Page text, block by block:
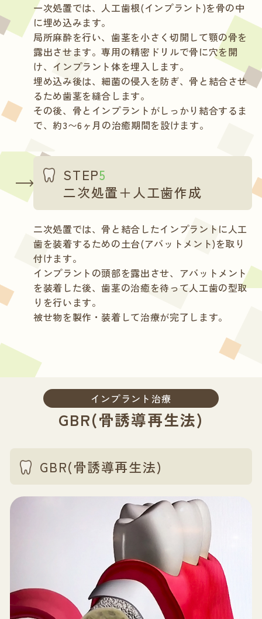
一次処置では、人工歯根(インプラント)を骨の中
に埋め込みます。
局所麻酔を行い、歯茎を小さく切開して顎の骨を
露出させます。専用の精密ドリルで骨に穴を開
け、インプラント体を埋入します。
埋め込み後は、細菌の侵入を防ぎ、骨と結合させ
るため歯茎を縫合します。
その後、骨とインプラントがしっかり結合するま
で、約3〜6ヶ月の治癒期間を設けます。
STEP5
二次処置＋人工歯作成
二次処置では、骨と結合したインプラントに人工
歯を装着するための土台(アバットメント)を取り
付けます。
インプラントの頭部を露出させ、アバットメント
を装着した後、歯茎の治癒を待って人工歯の型取
りを行います。
被せ物を製作・装着して治療が完了します。
インプラント治療
GBR(骨誘導再生法)
GBR(骨誘導再生法)